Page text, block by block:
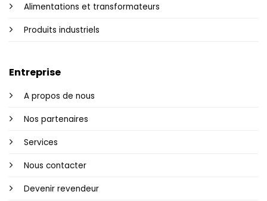
Alimentations et transformateurs
Produits industriels
Entreprise
A propos de nous
Nos partenaires
Services
Nous contacter
Devenir revendeur